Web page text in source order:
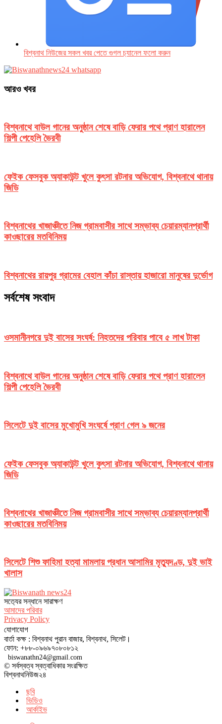
বিশ্বনাথ নিউজের সকল খবর পেতে গুগল চ‌্যানেল ফলো করুন
আরও খবর
বিশ্বনাথে বাউল গানের অনুষ্ঠান শেষে বাড়ি ফেরার পথে প্রাণ হারালেন
শিল্পী পেহেলি ভৈরবী
ফেইক ফেসবুক অ্যাকাউন্ট খুলে কুৎসা রটনার অভিযোগ, বিশ্বনাথে থানায়
জিডি
বিশ্বনাথের খাজাঞ্চীতে নিজ গ্রামবাসীর সাথে সম্ভাব্য চেয়ারম্যানপ্রার্থী
কাওছারের মতবিনিময়
বিশ্বনাথের রায়পুর গ্রামের বেহাল কাঁচা রাস্তায় হাজারো মানুষের দুর্ভোগ
সর্বশেষ সংবাদ
ওসমানীনগরে দুই বাসের সংঘর্ষ: নিহতদের পরিবার পাবে ৫ লাখ টাকা
বিশ্বনাথে বাউল গানের অনুষ্ঠান শেষে বাড়ি ফেরার পথে প্রাণ হারালেন
শিল্পী পেহেলি ভৈরবী
সিলেটে দুই বাসের মুখোমুখি সংঘর্ষে প্রাণ গেল ৯ জনের
ফেইক ফেসবুক অ্যাকাউন্ট খুলে কুৎসা রটনার অভিযোগ, বিশ্বনাথে থানায়
জিডি
বিশ্বনাথের খাজাঞ্চীতে নিজ গ্রামবাসীর সাথে সম্ভাব্য চেয়ারম্যানপ্রার্থী
কাওছারের মতবিনিময়
সিলেটে শিশু ফাহিমা হত্যা মামলায় প্রধান আসামির মৃত্যুদণ্ড, দুই ভাই
খালাস
সত‌্যের সন্ধানে সারাক্ষণ
আমাদের পরিবার
Privacy Policy
যোগাযোগ
বার্তা কক্ষ : বিশ্বনাথ পুরান বাজার, বিশ্বনাথ, সিলেট।
ফোন: +৮৮-০৯৬৯৭০৮০৮১২
biswanathn24@gmail.com
© সর্বস্বত্ব স্বত্বাধিকার সংরক্ষিত
বিশ্বনাথনিউজ২৪
ছবি
ভিডিও
আর্কাইভ